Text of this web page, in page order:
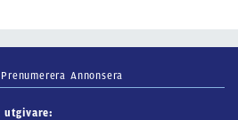
Prenumerera Annonsera
utgivare: